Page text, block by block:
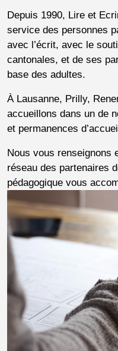
Depuis 1990, Lire et
service des personnes
avec l’écrit, avec le
cantonales, et de ses
base des adultes.
À Lausanne, Prilly,
accueillons dans un de
et permanences
Nous vous renseignons
réseau des partenaires
pédagogique vous